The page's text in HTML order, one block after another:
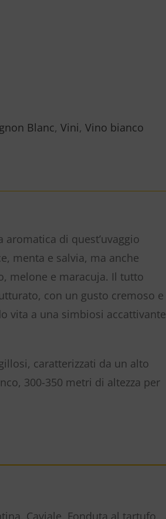
Blanc, Vini, Vino bianco
di quest’uvaggio
menta e salvia, ma anche
melone e maracuja. Il tutto
con un gusto cremoso e
vita a una simbiosi accattivante
caratterizzati da un alto
300-350 metri di altezza per
Caviale, Fonduta al tartufo,